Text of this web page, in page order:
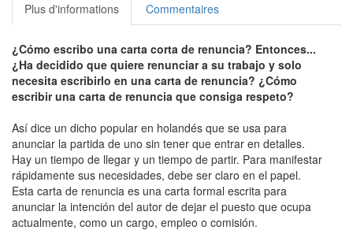
Plus d'informations Commentaires
¿Cómo escribo una carta corta de renuncia? Entonces...
¿Ha decidido que quiere renunciar a su trabajo y solo
necesita escribirlo en una carta de renuncia? ¿Cómo
escribir una carta de renuncia que consiga respeto?
Así dice un dicho popular en holandés que se usa para
anunciar la partida de uno sin tener que entrar en detalles.
Hay un tiempo de llegar y un tiempo de partir. Para manifestar
rápidamente sus necesidades, debe ser claro en el papel.
Esta carta de renuncia es una carta formal escrita para
anunciar la intención del autor de dejar el puesto que ocupa
actualmente, como un cargo, empleo o comisión.